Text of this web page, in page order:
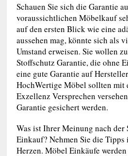
Schauen Sie sich die Garantie
voraussichtlichen Möbelkauf
auf den ersten Blick wie eine
aussehen mag, könnte sich als
Umstand erweisen. Sie wollen
Stoffschutz Garantie, die ohne
eine gute Garantie auf
HochWertige Möbel sollten mit
Exzellenz Versprechen
Garantie gesichert werden.
Was ist Ihrer Meinung nach der
Einkauf? Nehmen Sie die Tipps
Herzen. Möbel Einkäufe